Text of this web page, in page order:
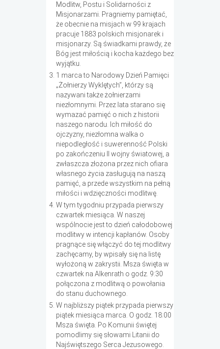
Modlitw, Postu i Solidarności z
Misjonarzami. Pragniemy pamiętać,
że obecnie na misjach w 99 krajach
pracuje 1883 polskich misjonarek i
misjonarzy. Są świadkami prawdy, że
Bóg jest miłością i kocha każdego bez
wyjątku.
1 marca to Narodowy Dzień Pamięci
„Żołnierzy Wyklętych”, którzy są
nazywani także żołnierzami
niezłomnymi. Przez lata starano się
wymazać pamięć o nich z historii
naszego narodu. Ich miłość do
ojczyzny, niezłomna walka o
niepodległość i suwerenność Polski
po zakończeniu II wojny światowej, a
zwłaszcza złożona przez nich ofiara
własnego życia zasługują na naszą
pamięć, a przede wszystkim na pełną
miłości i wdzięczności modlitwę.
W tym tygodniu przypada pierwszy
czwartek miesiąca. W naszej
wspólnocie jest to dzień całodobowej
modlitwy w intencji kapłanów. Osoby
pragnące się włączyć do tej modlitwy
zachęcamy, by wpisały się na listę
wyłożoną w zakrystii. Msza święta w
czwartek na Alkenrath o godz. 9:30
połączona z modlitwą o powołania
do stanu duchownego.
W najbliższy piątek przypada pierwszy
piątek miesiąca marca. O godz. 18:00
Msza święta. Po Komunii świętej
pomodlimy się słowami Litanii do
Najświętszego Serca Jezusowego.